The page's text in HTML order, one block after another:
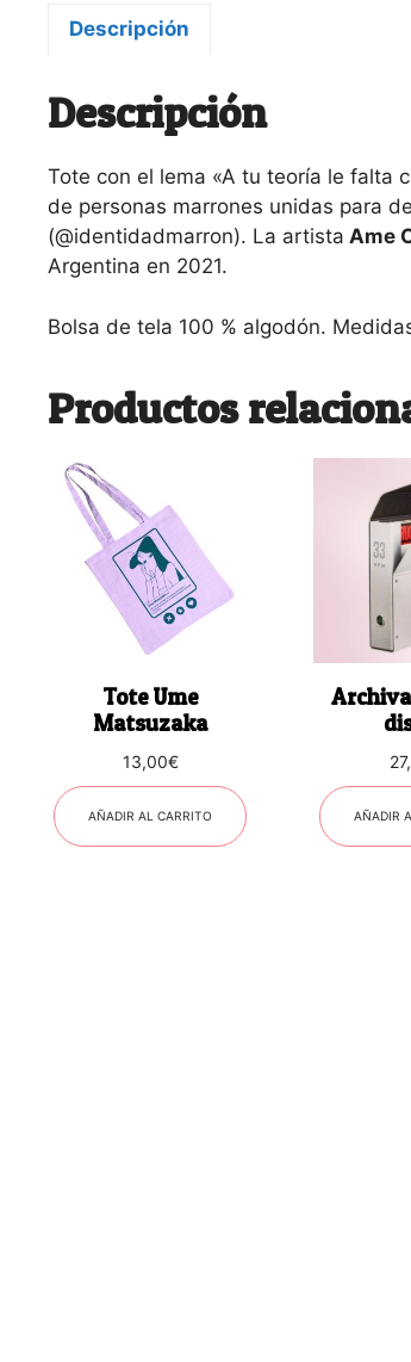
Descripción
Descripción
Tote con el lema «A tu teoría le falta
de personas marrones unidas para
(@identidadmarron). La artista Ame
Argentina en 2021.
Bolsa de tela 100 % algodón.
Productos
Tote Ume
Matsuzaka
13,00€
AÑADIR AL CARRITO AÑADIR